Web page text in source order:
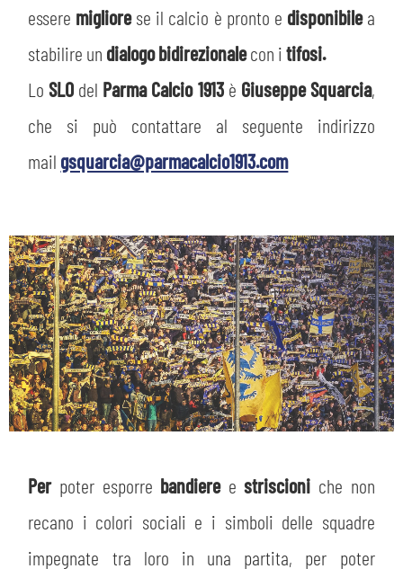
essere migliorese il calcio è pronto e disponibilea
stabilire un dialogo bidirezionalecon itifosi.
LoSLO del Parma Calcio 1913è Giuseppe Squarcia,
che si può contattare al seguente indirizzo
mail gsquarcia@parmacalcio1913.com
Perpoter esporre bandiereestriscioni che non
recano i colori sociali e i simboli delle squadre
impegnate tra loro in una partita, per poter